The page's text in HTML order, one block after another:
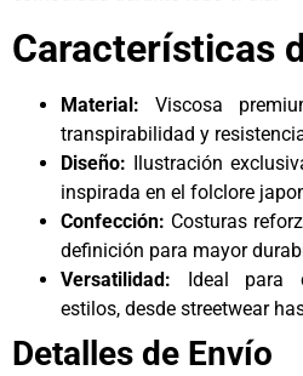
Características
Material: Viscosa
transpirabilidad y
Diseño: Ilustración
inspirada en el folclore
Confección: Costuras
definición para mayor
Versatilidad: Ideal para
estilos, desde streetwear
Detalles de Envío